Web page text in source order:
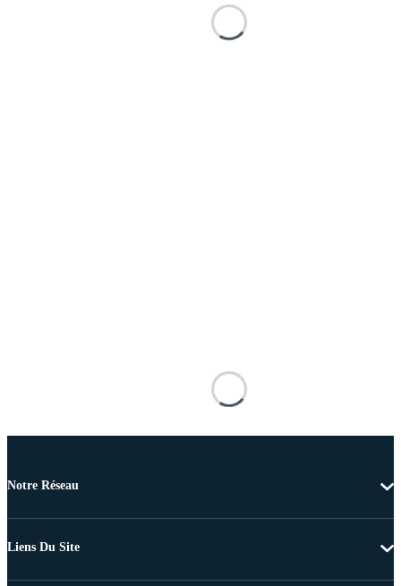
Notre Réseau
Liens Du Site